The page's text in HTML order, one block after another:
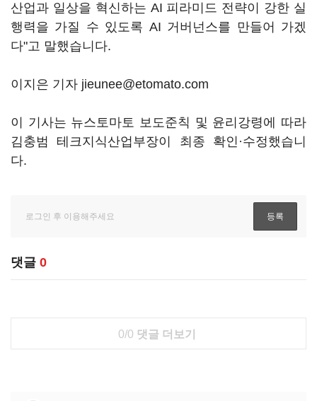
산업과 일상을 혁신하는 AI 피라미드 전략이 강한 실
행력을 가질 수 있도록 AI 거버넌스를 만들어 가겠
다"고 말했습니다.
이지은 기자 jieunee@etomato.com
이 기사는 뉴스토마토 보도준칙 및 윤리강령에 따라
김충범 테크지식산업부장이 최종 확인·수정했습니
다.
댓글 0
0/0 댓글 더보기